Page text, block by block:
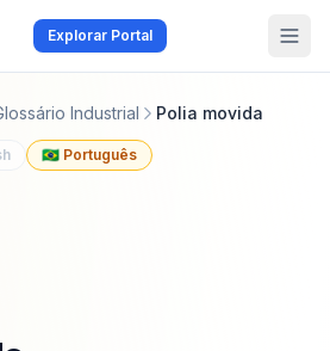
Explorar Portal
Industrial Polia movida
🇧🇷 Português